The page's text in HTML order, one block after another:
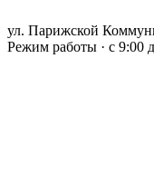
ул. Парижской
Режим работы · с 9:00